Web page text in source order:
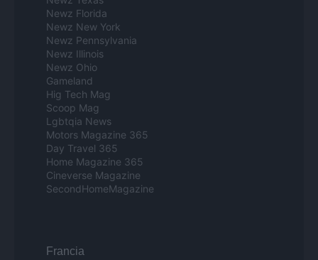
Newz Florida
Newz New York
Newz Pennsylvania
Newz Illinois
Newz Ohio
Gameland
Hig Tech Mag
Scoop Mag
Lgbtqia News
Motors Magazine 365
Day Travel 365
Home Magazine 365
Cineverse Magazine
SecondHomeMagazine
Francia